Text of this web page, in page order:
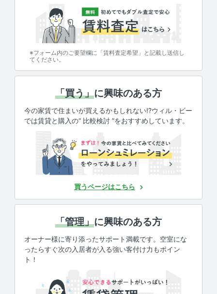
※フォーム内のご要望欄に「賃料査定希望」と記載し送信し
てください。
「買う」に興味のある方
今の家賃で住まいが買えるかもしれない!?ウィル・ビー
では賃貸と購入の“ 比較検討 ”をおすすめしています。
買うページはこちら
「管理」に興味のある方
オーナー様に寄り添ったサポート満載です。空室にな
ったらすぐ次の入居者が入る強い客付け力もポイン
ト！